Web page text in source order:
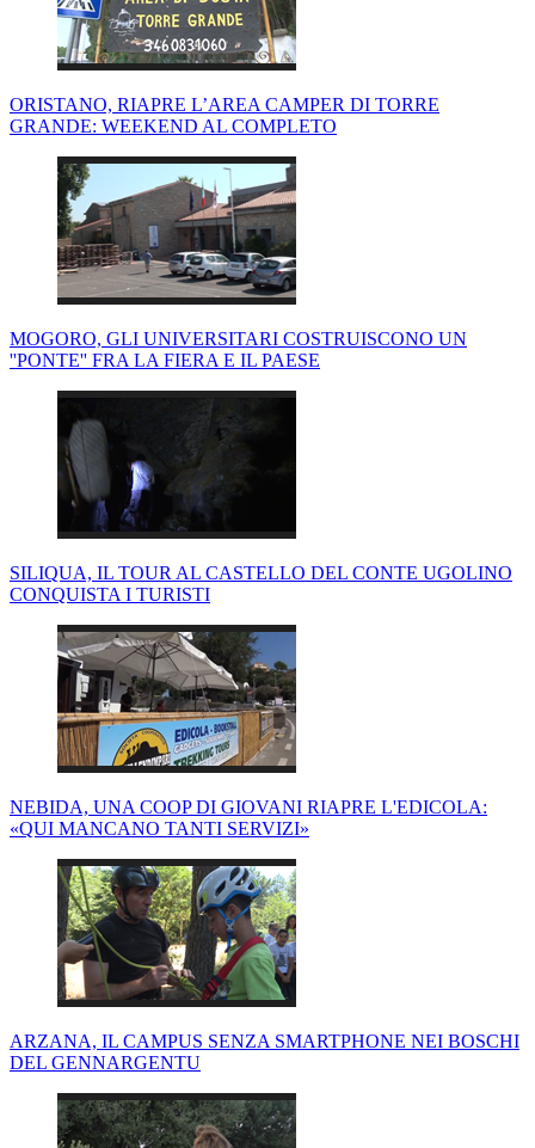
ORISTANO, RIAPRE L’AREA CAMPER DI TORRE
GRANDE: WEEKEND AL COMPLETO
MOGORO, GLI UNIVERSITARI COSTRUISCONO UN
''PONTE'' FRA LA FIERA E IL PAESE
SILIQUA, IL TOUR AL CASTELLO DEL CONTE UGOLINO
CONQUISTA I TURISTI
NEBIDA, UNA COOP DI GIOVANI RIAPRE L'EDICOLA:
«QUI MANCANO TANTI SERVIZI»
ARZANA, IL CAMPUS SENZA SMARTPHONE NEI BOSCHI
DEL GENNARGENTU